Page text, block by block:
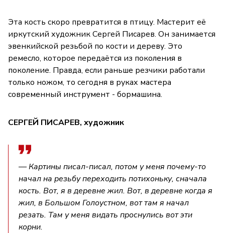
Эта кость скоро превратится в птицу. Мастерит её
иркутский художник Сергей Писарев. Он занимается
эвенкийской резьбой по кости и дереву. Это
ремесло, которое передаётся из поколения в
поколение. Правда, если раньше резчики работали
только ножом, то сегодня в руках мастера
современный инструмент - бормашина.
СЕРГЕЙ ПИСАРЕВ, художник
— Картины писал-писал, потом у меня почему-то
начал на резьбу переходить потихоньку, сначала
кость. Вот, я в деревне жил. Вот, в деревне когда я
жил, в Большом Голоустном, вот там я начал
резать. Там у меня видать проснулись вот эти
корни.